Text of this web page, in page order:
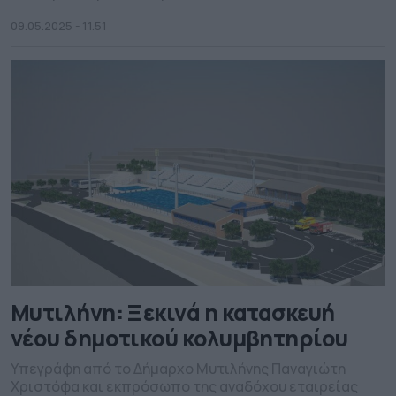
09.05.2025 - 11.51
Μυτιλήνη: Ξεκινά η κατασκευή
νέου δημοτικού κολυμβητηρίου